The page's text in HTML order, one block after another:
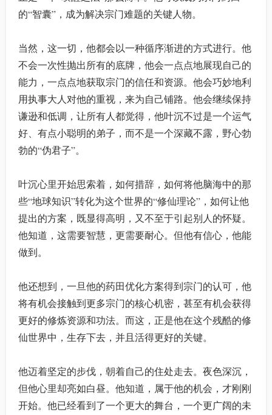
的“智囊”，成为解决宗门难题的关键人物。
当然，这一切，他都会以一种循序渐进的方式进行。他
不会一次性抛出所有的底牌，他会一点点地展现自己的
能力，一点点地获取宗门的信任和资源。他会巧妙地利
用执事大人对他的重视，来为自己铺路。他会继续保持
谦逊和低调，让所有人都觉得，他叶沉不过是一个运气
好、有点小聪明的弟子，而不是一个深藏不露，野心勃
勃的“伪君子”。
叶沉心里开始思索着，如何措辞，如何将他脑海中的那
些“地球知识”转化为这个世界的“修仙理论”，如何让他
提出的方案，既显得高明，又不至于引起别人的怀疑。
他知道，这需要智慧，更需要耐心。但他有信心，他能
做到。
他还想到，一旦他的药田优化方案得到宗门的认可，他
将有机会接触到更多宗门的核心机密，甚至有机会获得
更好的修炼资源和功法。而这，正是他在这个残酷的修
仙世界中，生存下去，并且活得更好的关键。
他迈着坚定的步伐，朝着自己的住处走去。夜色深沉，
但他心里却亮如白昼。他知道，属于他的机会，才刚刚
开始。他已经看到了一个更大的舞台，一个更广阔的未